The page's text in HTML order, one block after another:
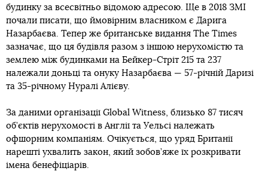
будинку за всесвітньо відомою адресою. Ще в 2018 ЗМІ
почали писати, що ймовірним власником є Дарига
Назарбаєва. Тепер же британське видання The Times
зазначає, що ця будівля разом з іншою нерухомістю та
землею між будинками на Бейкер-Стріт 215 та 237
належали доньці та онуку Назарбаєва — 57-річній Даризі
та 35-річному Нуралі Алієву.
За даними організації Global Witness, близько 87 тисяч
об’єктів нерухомості в Англії та Уельсі належать
офшорним компаніям. Очікується, що уряд Британії
нарешті ухвалить закон, який зобов’яже їх розкривати
імена бенефіціарів.